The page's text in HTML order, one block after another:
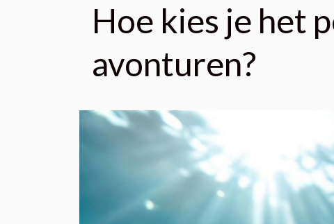
Hoe kies je het
avonturen?